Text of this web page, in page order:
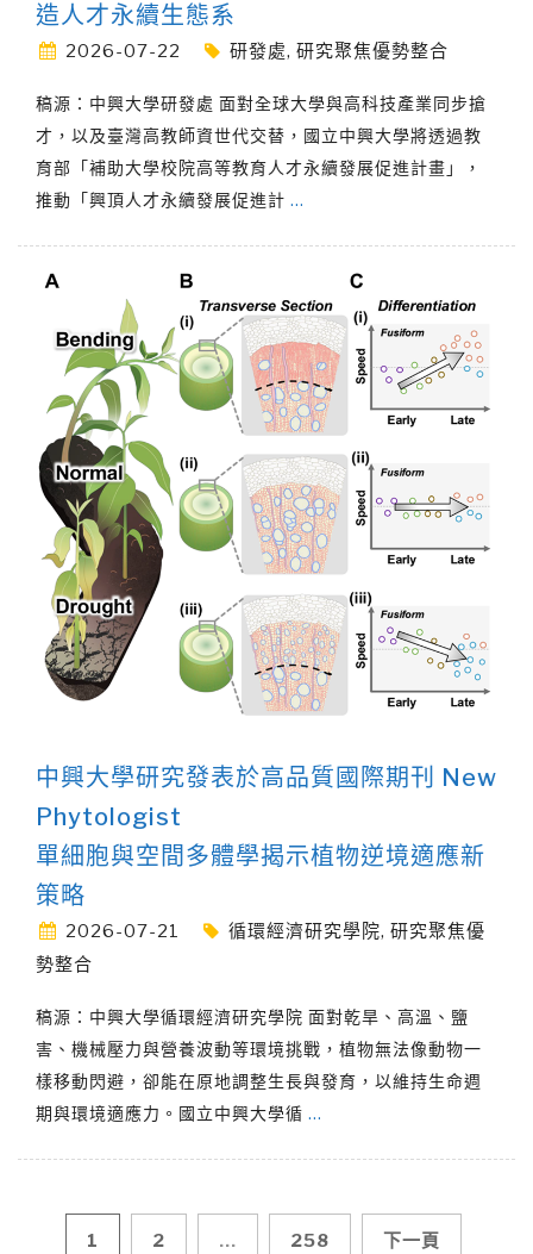
造人才永續生態系
2026-07-22 研發處, 研究聚焦優勢整合
稿源：中興大學研發處 面對全球大學與高科技產業同步搶
才，以及臺灣高教師資世代交替，國立中興大學將透過教
育部「補助大學校院高等教育人才永續發展促進計畫」，
推動「興頂人才永續發展促進計 …
中興大學研究發表於高品質國際期刊 New
Phytologist
單細胞與空間多體學揭示植物逆境適應新
策略
2026-07-21 循環經濟研究學院, 研究聚焦優
勢整合
稿源：中興大學循環經濟研究學院 面對乾旱、高溫、鹽
害、機械壓力與營養波動等環境挑戰，植物無法像動物一
樣移動閃避，卻能在原地調整生長與發育，以維持生命週
期與環境適應力。國立中興大學循 …
1 2 ... 258 下一頁